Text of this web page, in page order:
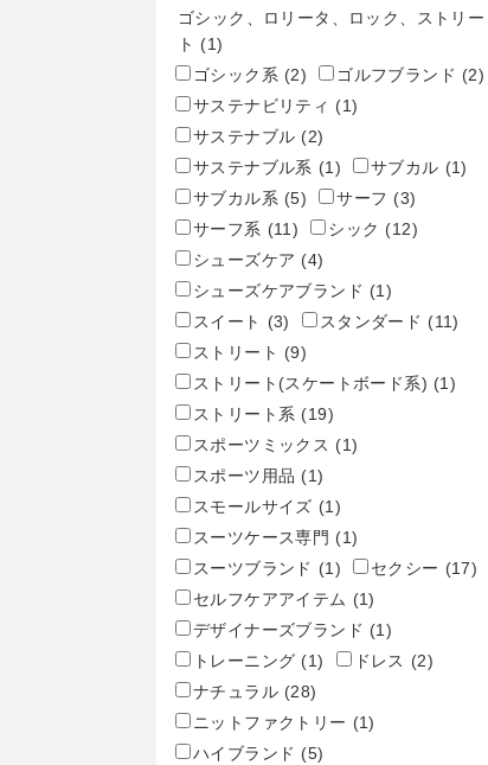
ゴシック、ロリータ、ロック、ストリー
ト (1)
ゴシック系 (2) ゴルフブランド (2)
サステナビリティ (1)
サステナブル (2)
サステナブル系 (1) サブカル (1)
サブカル系 (5) サーフ (3)
サーフ系 (11) シック (12)
シューズケア (4)
シューズケアブランド (1)
スイート
(3) スタンダード (11)
ストリート (9)
ストリート(スケートボード系) (1)
ストリート系 (19)
スポーツミックス (1)
スポーツ用品 (1)
スモールサイズ (1)
スーツケース専門 (1)
スーツブランド (1) セクシー (17)
セルフケアアイテム (1)
デザイナーズブランド (1)
トレーニング (1) ドレス (2)
ナチュラル (28)
ニットファクトリー (1)
ハイブランド (5)